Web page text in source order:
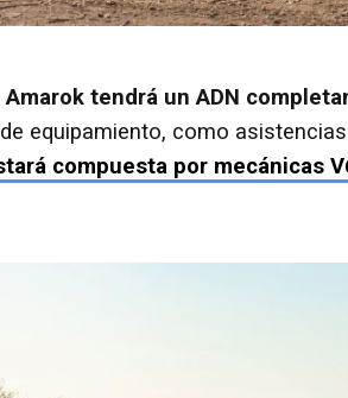
Amarok tendrá un ADN
equipamiento, como
compuesta por mecánicas